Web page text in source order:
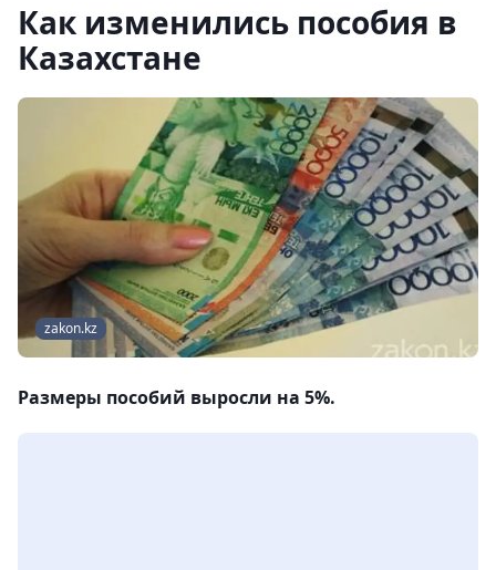
Как изменились пособия в
Казахстане
zakon.kz
Размеры пособий выросли на 5%.